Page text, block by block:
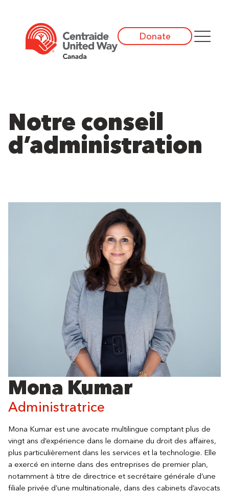
Donate
Notre conseil
d’administration
Mona Kumar
Administratrice
Mona Kumar est une avocate multilingue comptant plus de
vingt ans d’expérience dans le domaine du droit des affaires,
plus particulièrement dans les services et la technologie. Elle
a exercé en interne dans des entreprises de premier plan,
notamment à titre de directrice et secrétaire générale d’une
filiale privée d’une multinationale, dans des cabinets d’avocats